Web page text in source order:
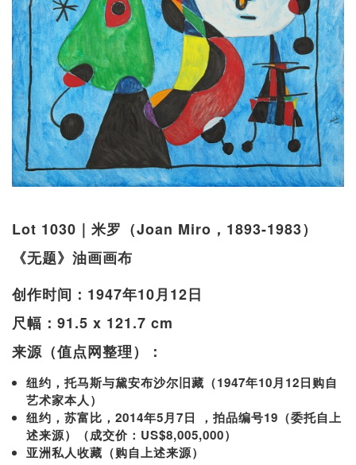
Lot 1030｜米罗（Joan Miro，1893-1983）
《无题》油画画布
创作时间：1947年10月12日
尺幅：91.5 x 121.7 cm
来源（值点网整理）：
纽约，托马斯与黛安布沙尔旧藏（1947年10月12日购自
艺术家本人）
纽约，苏富比，2014年5月7日 ，拍品编号19（委托自上
述来源）（成交价：US$8,005,000）
亚洲私人收藏（购自上述来源）